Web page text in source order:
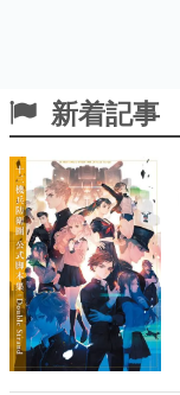
新着記事